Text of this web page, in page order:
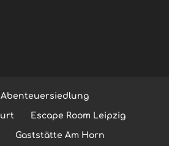
Abenteuersiedlung
Escape Room Leipzig
Gaststätte Am Horn